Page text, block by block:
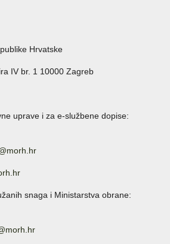
Hrvatske
IV br. 1 10000 Zagreb
uprave i za e-službene dopise:
snaga i Ministarstva obrane: